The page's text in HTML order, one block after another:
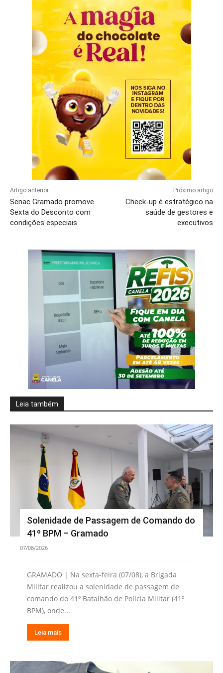
Artigo anterior
Senac Gramado promove
Sexta do Desconto com
condições especiais
Próximo artigo
Check-up é estratégico na
saúde de gestores e
executivos
Leia também
Solenidade de Passagem de Comando do
41º BPM – Gramado
07/08/2026
GRAMADO | Na sexta-feira (07/08), a Brigada
Militar realizou a solenidade de passagem de
comando do 41º Batalhão de Polícia Militar (41º
BPM), onde...
Leia mais